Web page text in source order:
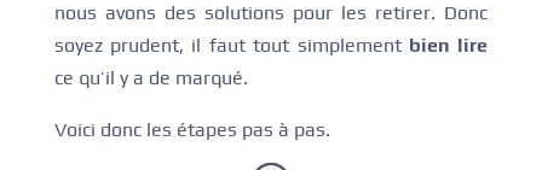
nous avons des solutions pour les retirer. Donc
soyez prudent, il faut tout simplementbien lire
ce qu’il y a de marqué.
Voici donc les étapes pas à pas.